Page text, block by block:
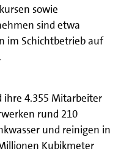
sowie
sind etwa
im Schichtbetrieb auf
ihre 4.355 Mitarbeiter
rund 210
und reinigen in
Kubikmeter